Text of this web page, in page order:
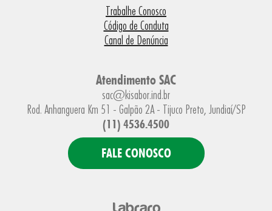
Trabalhe Conosco
Código de Conduta
Canal de Denúncia
Atendimento SAC
sac@kisabor.ind.br
Rod. Anhanguera Km 51 - Galpão 2A - Tijuco Preto, Jundiaí/SP
(11) 4536.4500
FALE CONOSCO